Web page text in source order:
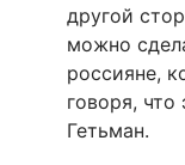
другой
можно
россияне,
говоря,
Гетьман.